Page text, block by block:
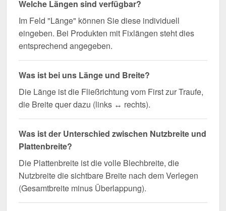
Welche Längen sind verfügbar?
Im Feld "Länge" können Sie diese individuell
eingeben. Bei Produkten mit Fixlängen steht dies
entsprechend angegeben.
Was ist bei uns Länge und Breite?
Die Länge ist die Fließrichtung vom First zur Traufe,
die Breite quer dazu (links ↔ rechts).
Was ist der Unterschied zwischen Nutzbreite und
Plattenbreite?
Die Plattenbreite ist die volle Blechbreite, die
Nutzbreite die sichtbare Breite nach dem Verlegen
(Gesamtbreite minus Überlappung).